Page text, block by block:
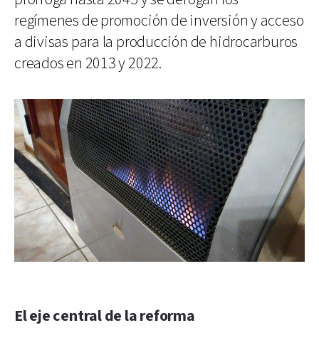
regímenes de promoción de inversión y acceso
a divisas para la producción de hidrocarburos
creados en 2013 y 2022.
El eje central de la reforma